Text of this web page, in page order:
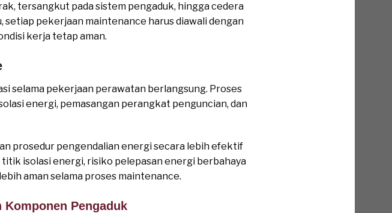
tersangkut pada sistem pengaduk, hingga cedera
pekerjaan maintenance harus diawali dengan
kerja tetap aman.
selama pekerjaan perawatan berlangsung. Proses
energi, pemasangan perangkat penguncian, dan
prosedur pengendalian energi secara lebih efektif
isolasi energi, risiko pelepasan energi berbahaya
aman selama proses maintenance.
Pengaduk